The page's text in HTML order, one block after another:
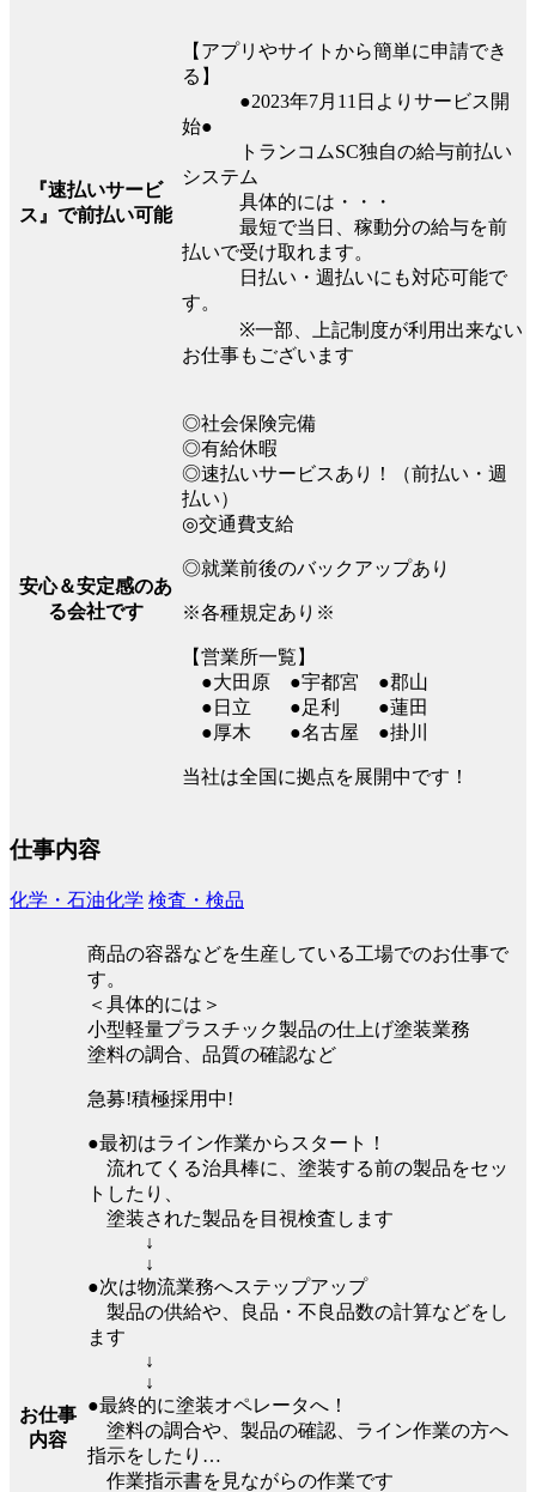
『速払いサービ
ス』で前払い可能
【アプリやサイトから簡単に申請でき
る】
●2023年7月11日よりサービス開
始●
トランコムSC独⾃の給与前払い
システム
具体的には・・・
最短で当日、稼動分の給与を前
払いで受け取れます。
日払い・週払いにも対応可能で
す。
※⼀部、上記制度が利⽤出来ない
お仕事もございます
安心＆安定感のあ
る会社です
◎社会保険完備
◎有給休暇
◎速払いサービスあり！（前払い・週
払い）
◎交通費支給
◎就業前後のバックアップあり
※各種規定あり※
【営業所一覧】
●大田原 ●宇都宮 ●郡山
●日立 ●足利 ●蓮田
●厚木 ●名古屋 ●掛川
当社は全国に拠点を展開中です！
仕事内容
化学・石油化学 検査・検品
お仕事
内容
商品の容器などを生産している工場でのお仕事で
す。
＜具体的には＞
小型軽量プラスチック製品の仕上げ塗装業務
塗料の調合、品質の確認など
急募!積極採用中!
●最初はライン作業からスタート！
流れてくる治具棒に、塗装する前の製品をセッ
トしたり、
塗装された製品を目視検査します
↓
↓
●次は物流業務へステップアップ
製品の供給や、良品・不良品数の計算などをし
ます
↓
↓
●最終的に塗装オペレータへ！
塗料の調合や、製品の確認、ライン作業の方へ
指示をしたり…
作業指示書を見ながらの作業です